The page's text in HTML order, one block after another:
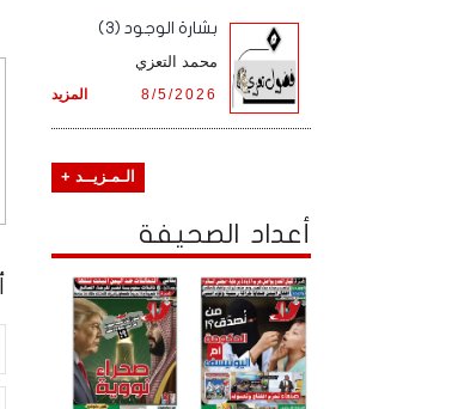
بشارة الوجود (3)
محمد التعزي
المزيد 8/5/2026
الـمـزيــد +
أعداد الصحيفة